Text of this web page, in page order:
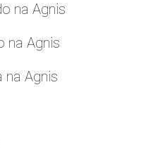
na Agnis
na Agnis
na Agnis